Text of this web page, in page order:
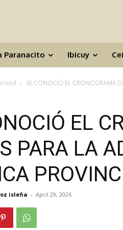
Paranacito Ibicuy
SE CONOCIÓ EL CRONOGRAMA
EL
PARA LA
isleña - April 29, 2026